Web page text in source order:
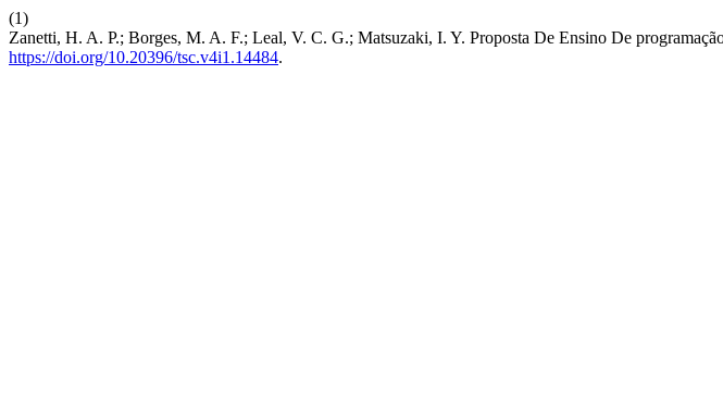
(1)
Zanetti, H. A. P.; Borges, M. A. F.; Leal, V. C. G.; Matsuzaki, I. Y. Proposta De Ensino De
https://doi.org/10.20396/tsc.v4i1.14484.